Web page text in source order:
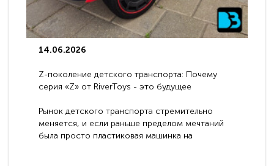
14.06.2026
Z-поколение детского транспорта: Почему
серия «Z» от RiverToys - это будущее
Рынок детского транспорта стремительно
меняется, и если раньше пределом мечтаний
была просто пластиковая машинка на